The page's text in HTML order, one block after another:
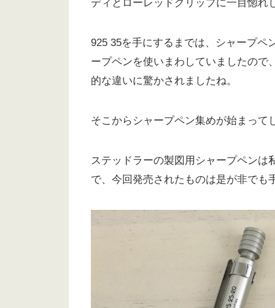
ディとローレッドグリップに一目惚れ
925 35を手にするまでは、シャープペ
ープペンを使いまわしていましたので
的な違いに驚かされましたね。
そこからシャープペン集めが始まって
ステッドラーの製図用シャープペンは
で、今回発売されたものは是が非でも